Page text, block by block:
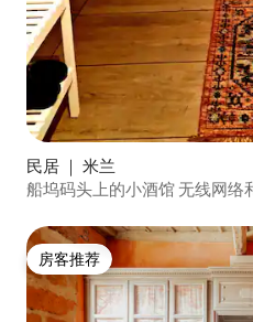
民居 ｜ 米兰
船坞码头上的小酒馆 无线网络
房客推荐
房客推荐